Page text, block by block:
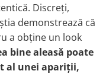
Discreți,
demonstrează că
a obține un look
bine aleasă poate
al unei apariții,